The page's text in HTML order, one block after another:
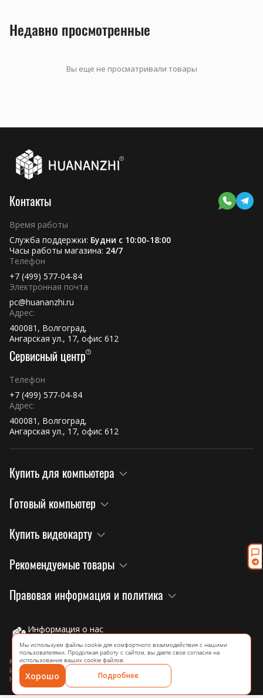
Недавно просмотренные
Вы еще не просматривали товары
Контакты
Время работы
Служба поддержки: Будни с 10:00-18:00
Часы работы магазина: 24/7
Телефон
+7 (499) 577-04-84
Электронная почта
pc@huananzhi.ru
Адрес:
400081, Волгоград,
Ангарская ул., 17, офис 612
Сервисный центр
Телефон
+7 (499) 577-04-84
Адрес:
400081, Волгоград,
Ангарская ул., 17, офис 612
Купить для компьютера
Готовый компьютер
Купить видеокарту
Рекомендуемые товары
Правовая информация и политика
Информация о нас
на официальном сайте завода!
Компания: ИП Агибалова Ю. А.
ИНН: 344316264628
HUANANZHI © 2025
Мы используем файлы cookie для комфортного взаимодействия с нашими
пользователями. Продолжая работу с сайтом, вы даете свое согласие на
использование ваших cookie файлов.
Хорошо Подробнее